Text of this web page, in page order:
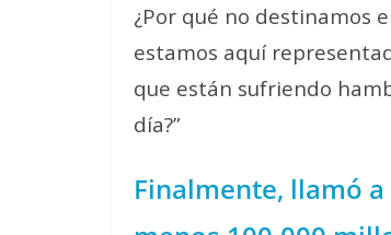
¿Por qué no destinamos
estamos aquí
que están sufriendo
día?”
Finalmente, llamó